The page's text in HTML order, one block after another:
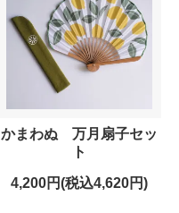
かまわぬ 万月扇子セッ
ト
4,200円(税込4,620円)